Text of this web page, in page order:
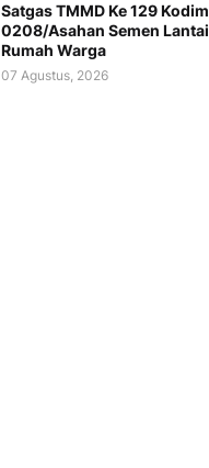
Satgas TMMD Ke 129 Kodim
0208/Asahan Semen Lantai
Rumah Warga
07 Agustus, 2026